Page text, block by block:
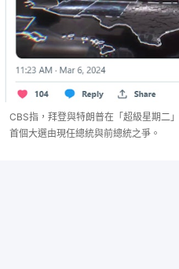
CBS指，拜登與特朗普在「超級星期二
首個大選由現任總統與前總統之爭。